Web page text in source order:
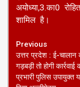
अयोध्या,3.का0
शामिल है।
Continue
Reading
Previous
उत्तर प्रदेश : ई-
गड़बड़ी तो होगी कार्रवाई
प्रभारी पुलिस उपायुक्त